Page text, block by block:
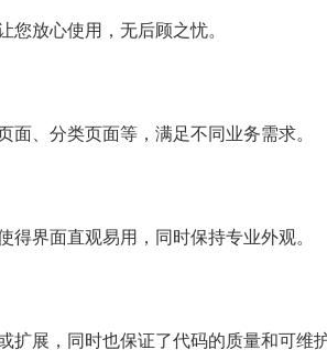
放心使用，无后顾之忧。
、分类页面等，满足不同业务需求。
界面直观易用，同时保持专业外观。
扩展，同时也保证了代码的质量和可维